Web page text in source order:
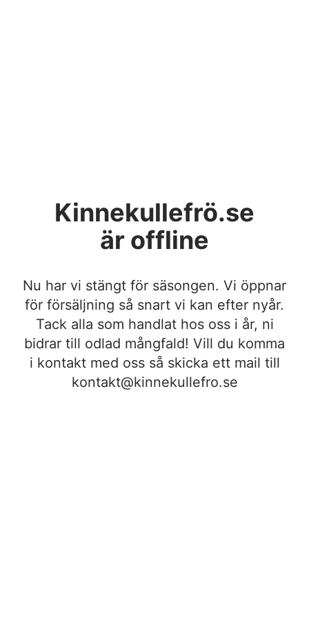
Kinnekullefrö.se
är offline
Nu har vi stängt för säsongen. Vi öppnar
för försäljning så snart vi kan efter nyår.
Tack alla som handlat hos oss i år, ni
bidrar till odlad mångfald! Vill du komma
i kontakt med oss så skicka ett mail till
kontakt@kinnekullefro.se